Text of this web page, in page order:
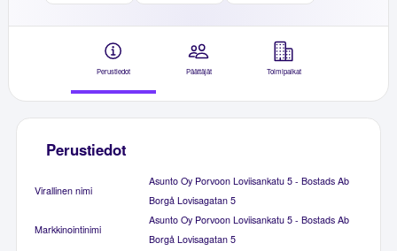
Perustiedot Päättäjät Toimipaikat
Perustiedot
Virallinen nimi
Asunto Oy Porvoon Loviisankatu 5 - Bostads Ab
Borgå Lovisagatan 5
Markkinointinimi
Asunto Oy Porvoon Loviisankatu 5 - Bostads Ab
Borgå Lovisagatan 5